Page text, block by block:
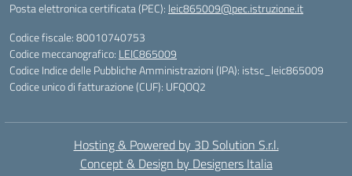
Posta elettronica certificata (PEC): leic865009@pec.istruzione.it
Codice fiscale: 80010740753
Codice meccanografico: LEIC865009
Codice Indice delle Pubbliche Amministrazioni (IPA): istsc_leic865009
Codice unico di fatturazione (CUF): UFQOQ2
Hosting & Powered by 3D Solution S.r.l.
Concept & Design by Designers Italia